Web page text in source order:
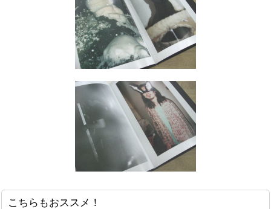
こちらもおススメ！